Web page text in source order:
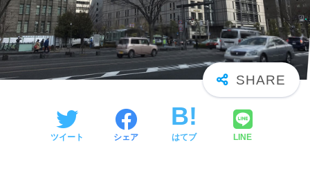
ツイート シェア はてブ LINE